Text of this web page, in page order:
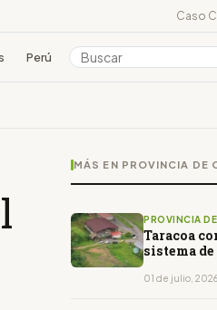
Caso
Perú Colombia
MÁS EN PROVINCIA DE
PROVINCIA
Taracoa
sistema
01 de julio, 2026